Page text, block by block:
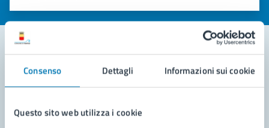
Consenso Dettagli Informazioni sui cookie
Questo sito web utilizza i cookie
Valuta 5 stelle su 5
Valuta 4 stelle su 5
Valuta 3 stelle su 5
Valuta 2 stelle su 5
Valuta 1 stelle su 5
Contatta il comune
Richiedi assistenza